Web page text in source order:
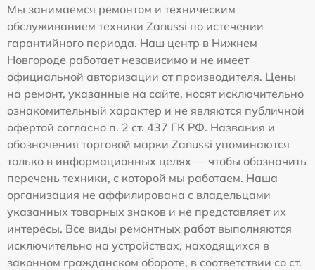
Мы занимаемся ремонтом и техническим
обслуживанием техники Zanussi по истечении
гарантийного периода. Наш центр в Нижнем
Новгороде работает независимо и не имеет
официальной авторизации от производителя. Цены
на ремонт, указанные на сайте, носят исключительно
ознакомительный характер и не являются публичной
офертой согласно п. 2 ст. 437 ГК РФ. Названия и
обозначения торговой марки Zanussi упоминаются
только в информационных целях — чтобы обозначить
перечень техники, с которой мы работаем. Наша
организация не аффилирована с владельцами
указанных товарных знаков и не представляет их
интересы. Все виды ремонтных работ выполняются
исключительно на устройствах, находящихся в
законном гражданском обороте, в соответствии со ст.